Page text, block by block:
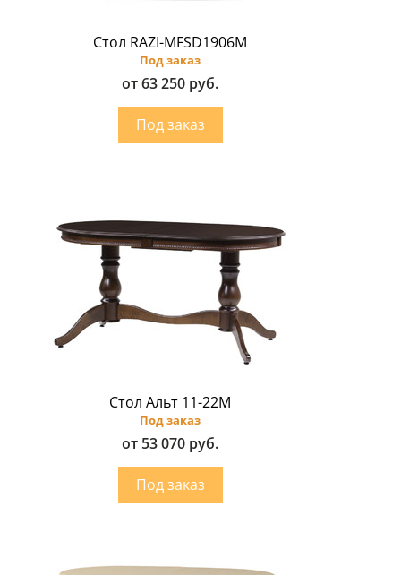
Стол RAZI-MFSD1906M
Под заказ
от 63 250 руб.
Стол Альт 11-22М
Под заказ
от 53 070 руб.